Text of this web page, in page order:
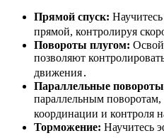
Прямой спуск:
прямой, контролируя
Повороты плугом:
позволяют
движения․
Параллельные
параллельным
координации и контроля
Торможение: Научитесь